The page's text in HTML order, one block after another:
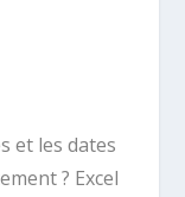
et les dates
? Excel